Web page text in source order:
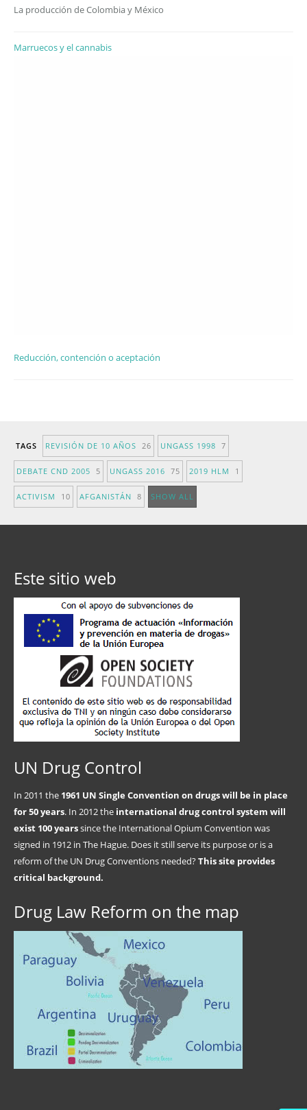
La producción de Colombia y México
Marruecos y el cannabis
Reducción, contención o aceptación
TAGS REVISIÓN DE 10 AÑOS 26 UNGASS 1998 7
DEBATE CND 2005 5 UNGASS 2016 75 2019 HLM 1
ACTIVISM 10 AFGANISTÁN 8 SHOW ALL
Este sitio web
UN Drug Control
In 2011 the 1961 UN Single Convention on drugs will be in place
for 50 years. In 2012 the international drug control system will
exist 100 yearssince the International Opium Convention was
signed in 1912 in The Hague. Does it still serve its purpose or is a
reform of the UN Drug Conventions needed?This site provides
critical background.
Drug Law Reform on the map